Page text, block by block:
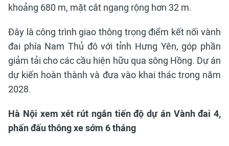
khoảng 680 m, mặt cắt ngang rộng hơn 32 m.
Đây là công trình giao thông trọng điểm kết nối vành
đai phía Nam Thủ đô với tỉnh Hưng Yên, góp phần
giảm tải cho các cầu hiện hữu qua sông Hồng. Dự án
dự kiến hoàn thành và đưa vào khai thác trong năm
2028.
Hà Nội xem xét rút ngắn tiến độ dự án Vành đai 4,
phấn đấu thông xe sớm 6 tháng